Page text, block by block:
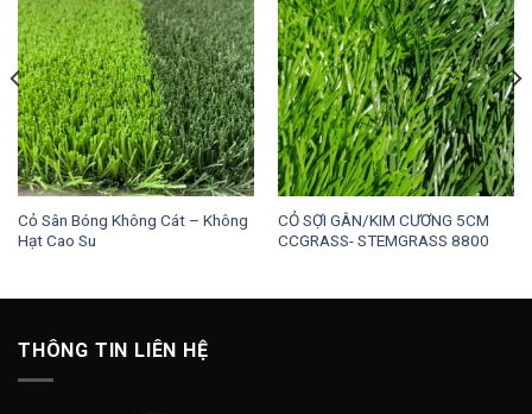
Cỏ Sân Bóng Không Cát – Không
Hạt Cao Su
CỎ SỢI GÂN/KIM CƯƠNG 5CM
CCGRASS- STEMGRASS 8800
THÔNG TIN LIÊN HỆ